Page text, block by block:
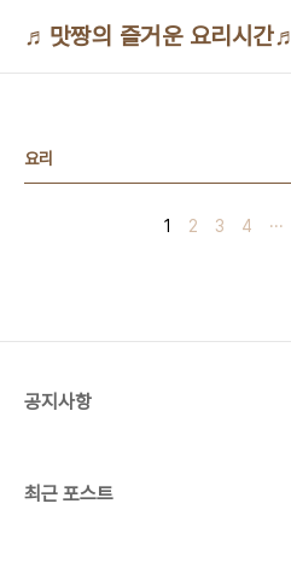
♬맛짱의 즐거운 요리시간♬
요리
1 2 3 4 ···
공지사항
최근 포스트